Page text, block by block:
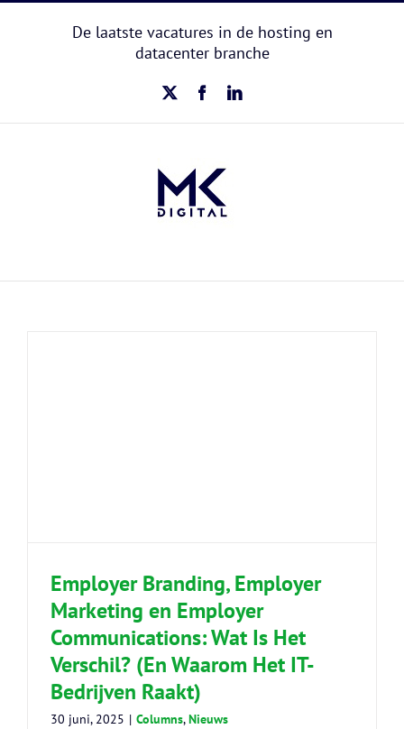
De laatste vacatures in de hosting en
datacenter branche
X FacebookLinkedIn
Employer Branding, Employer
Marketing en Employer
Communications: Wat Is Het
Verschil? (En Waarom Het IT-
Bedrijven Raakt)
30 juni, 2025 | Columns,Nieuws